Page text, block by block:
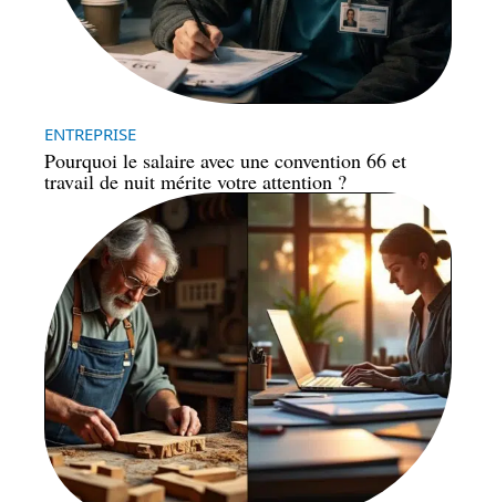
ENTREPRISE
Pourquoi le salaire avec une convention 66 et
travail de nuit mérite votre attention ?